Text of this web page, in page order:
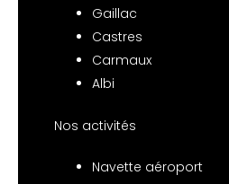
Gaillac
Castres
Carmaux
Albi
Nos activités
Navette aéroport